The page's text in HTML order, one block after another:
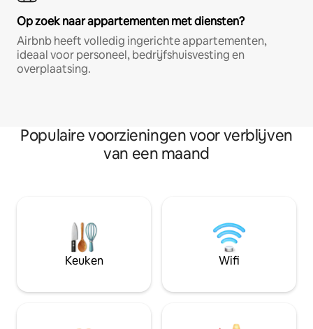
Op zoek naar appartementen met diensten?
Airbnb heeft volledig ingerichte appartementen,
ideaal voor personeel, bedrijfshuisvesting en
overplaatsing.
Populaire voorzieningen voor verblijven
van een maand
Keuken Wifi